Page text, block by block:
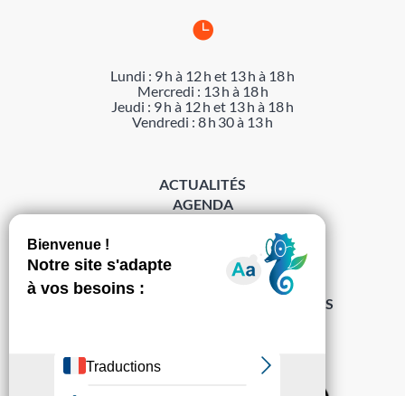

Lundi : 9 h à 12 h et 13 h à 18 h
Mercredi : 13 h à 18 h
Jeudi : 9 h à 12 h et 13 h à 18 h
Vendredi : 8 h 30 à 13 h
ACTUALITÉS
AGENDA
MENTIONS LÉGALES
PROTECTION DES DONNÉES
POLITIQUE DE GESTION DES COOKIES